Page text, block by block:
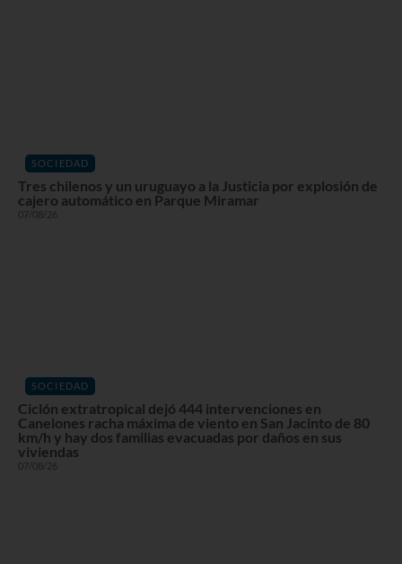
SOCIEDAD
Tres chilenos y un uruguayo a la Justicia por explosión de
cajero automático en Parque Miramar
07/08/26
SOCIEDAD
Ciclón extratropical dejó 444 intervenciones en
Canelones racha máxima de viento en San Jacinto de 80
km/h y hay dos familias evacuadas por daños en sus
viviendas
07/08/26